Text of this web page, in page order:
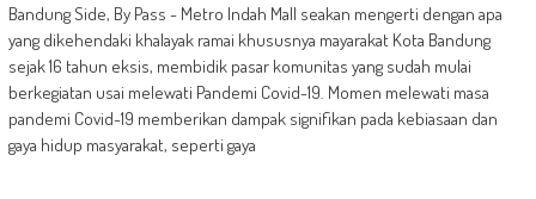
Bandung Side, By Pass - Metro Indah Mall seakan mengerti dengan apa
yang dikehendaki khalayak ramai khususnya mayarakat Kota Bandung
sejak 16 tahun eksis, membidik pasar komunitas yang sudah mulai
berkegiatan usai melewati Pandemi Covid-19. Momen melewati masa
pandemi Covid-19 memberikan dampak signifikan pada kebiasaan dan
gaya hidup masyarakat, seperti gaya